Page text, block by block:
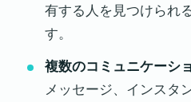
有する人を見つけられ
す。
複数のコミュニケーシ
メッセージ、インスタ